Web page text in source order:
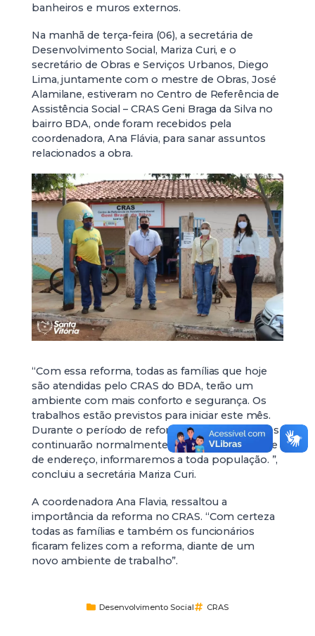
banheiros e muros externos.
Na manhã de terça-feira (06), a secretária de
Desenvolvimento Social, Mariza Curi, e o
secretário de Obras e Serviços Urbanos, Diego
Lima, juntamente com o mestre de Obras, José
Alamilane, estiveram no Centro de Referência de
Assistência Social – CRAS Geni Braga da Silva no
bairro BDA, onde foram recebidos pela
coordenadora, Ana Flávia, para sanar assuntos
relacionados a obra.
“Com essa reforma, todas as famílias que hoje
são atendidas pelo CRAS do BDA, terão um
ambiente com mais conforto e segurança. Os
trabalhos estão previstos para iniciar este mês.
Durante o período de reforma, os atendimentos
continuarão normalmente no CRAS, caso mude
de endereço, informaremos a toda população. ”,
concluiu a secretária Mariza Curi.
A coordenadora Ana Flavia, ressaltou a
importância da reforma no CRAS. “Com certeza
todas as famílias e também os funcionários
ficaram felizes com a reforma, diante de um
novo ambiente de trabalho”.
Desenvolvimento Social CRAS